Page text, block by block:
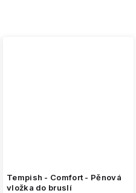
Tempish - Comfort - Pěnová
vložka do bruslí